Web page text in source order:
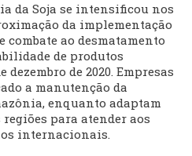
da Soja se intensificou nos
da implementação
combate ao desmatamento
de produtos
de 2020. Empresas
a manutenção da
enquanto adaptam
para atender aos
internacionais.